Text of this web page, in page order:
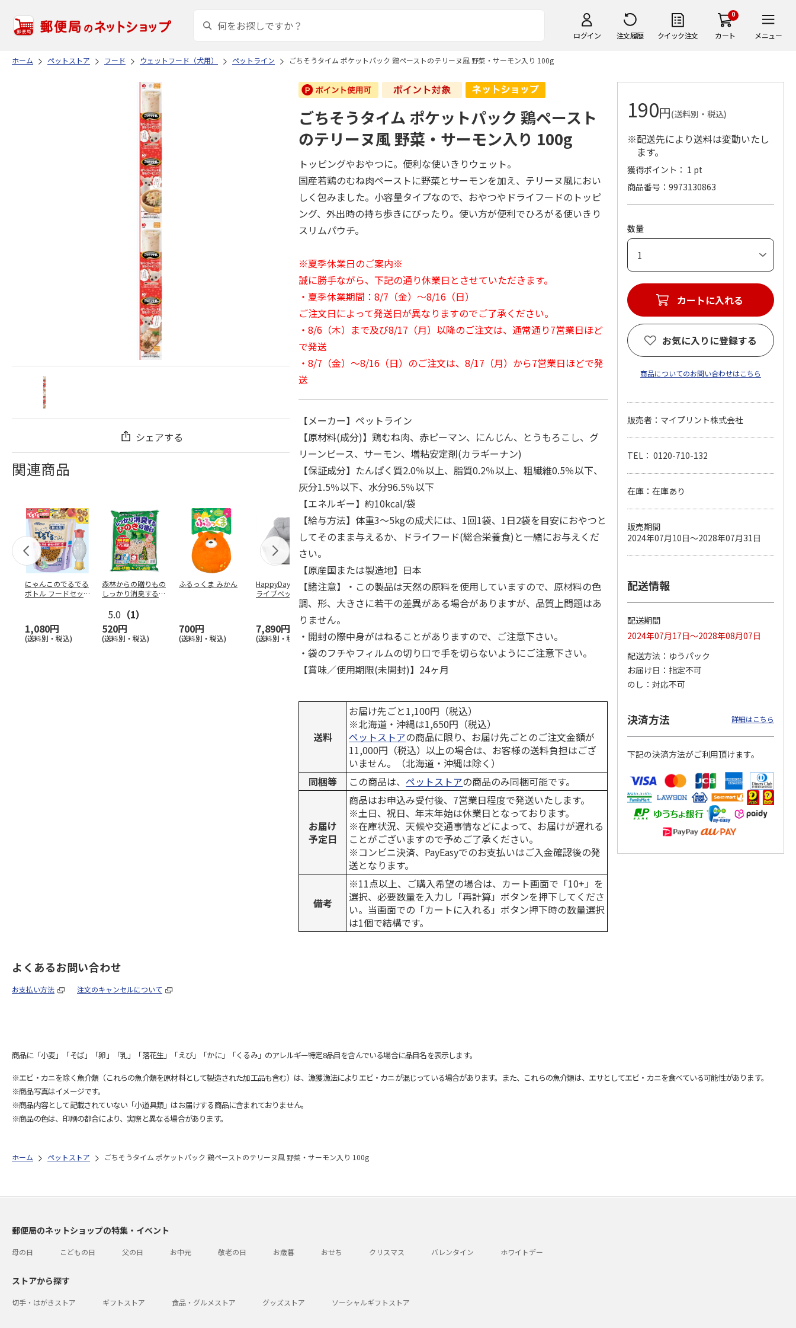
ログイン 注文履歴 クイック注文
0
カート メニュー
ホーム ペットストア フード ウェットフード（犬用） ペットライン ごちそうタイム ポケットパック 鶏ペーストのテリーヌ風 野菜・サーモン入り 100g
シェアする
関連商品
にゃんこのでるでる
ボトル フードセッ
1,080円
(送料別・税込)
森林からの贈りもの
しっかり消臭するひ
5.0 （1）
520円
(送料別・税込)
ふるっくま みかん
700円
(送料別・税込)
HappyDays 2wayド
ライブベッド グレ
7,890円
(送料別・税込)
獣医師開発 ニオイ
をとる砂専用 猫ト
イレ ナチュラルグ
1,550円
(送料別・税込)
デオトイレ 飛び散
らない消臭・抗菌サ
ンド 4L
1,320円
(送料別・税込)
無添加良品 カムカ
ムデンタルコーン
ぐるぐるボーン型 S
470円
(送料別・税込)
銀のスプーン パウ
チ 健康に育つ子ね
こ用 まぐろ・かつ
ペット線香 虹のか
なた フルーティフ
ローラルの香り
590円
(送料別・税込)
えBOX とりささ…
380円
(送料別・税込)
ごちそうタイム ポケットパック 鶏ペースト
のテリーヌ風 野菜・サーモン入り 100g
トッピングやおやつに。便利な使いきりウェット。
国産若鶏のむね肉ペーストに野菜とサーモンを加え、テリーヌ風におい
しく包みました。小容量タイプなので、おやつやドライフードのトッピ
ング、外出時の持ち歩きにぴったり。使い方が便利でひろがる使いきり
スリムパウチ。
※夏季休業日のご案内※
誠に勝手ながら、下記の通り休業日とさせていただきます。
・夏季休業期間：8/7（金）～8/16（日）
ご注文日によって発送日が異なりますのでご了承ください。
・8/6（木）まで及び8/17（月）以降のご注文は、通常通り7営業日ほど
で発送
・8/7（金）～8/16（日）のご注文は、8/17（月）から7営業日ほどで発
送
【メーカー】ペットライン
【原材料(成分)】鶏むね肉、赤ピーマン、にんじん、とうもろこし、グ
リーンピース、サーモン、増粘安定剤(カラギーナン)
【保証成分】たんぱく質2.0％以上、脂質0.2％以上、粗繊維0.5％以下、
灰分1.5％以下、水分96.5％以下
【エネルギー】約10kcal/袋
【給与方法】体重3～5kgの成犬には、1回1袋、1日2袋を目安におやつと
してそのまま与えるか、ドライフード(総合栄養食)と一緒にお与えくだ
さい。
【原産国または製造地】日本
【諸注意】・この製品は天然の原料を使用していますので、原材料の色
調、形、大きさに若干の差異がある場合がありますが、品質上問題はあ
りません。
・開封の際中身がはねることがありますので、ご注意下さい。
・袋のフチやフィルムの切り口で手を切らないようにご注意下さい。
【賞味／使用期限(未開封)】24ヶ月
送料
お届け先ごと1,100円（税込）
※北海道・沖縄は1,650円（税込）
ペットストアの商品に限り、お届け先ごとのご注文金額が
11,000円（税込）以上の場合は、お客様の送料負担はござ
いません。（北海道・沖縄は除く）
同梱等
この商品は、ペットストアの商品のみ同梱可能です。
お届け
予定日
商品はお申込み受付後、7営業日程度で発送いたします。
※土日、祝日、年末年始は休業日となっております。
※在庫状況、天候や交通事情などによって、お届けが遅れる
ことがございますので予めご了承ください。
※コンビニ決済、PayEasyでのお支払いはご入金確認後の発
送となります。
備考
※11点以上、ご購入希望の場合は、カート画面で「10+」を
選択、必要数量を入力し「再計算」ボタンを押下してくださ
い。当画面での「カートに入れる」ボタン押下時の数量選択
は1個で結構です。
190円(送料別・税込)
※配送先により送料は変動いたし
ます。
獲得ポイント： 1 pt
商品番号
9973130863
数量
カートに入れる
お気に入りに登録する
商品についてのお問い合わせはこちら
販売者：マイプリント株式会社
TEL： 0120-710-132
在庫：在庫あり
販売期間
2024年07月10日～2028年07月31日
配送情報
配送期間
2024年07月17日～2028年08月07日
配送方法
ゆうパック
お届け日
指定不可
のし
対応不可
決済方法 詳細はこちら
下記の決済方法がご利用頂けます。
よくあるお問い合わせ
お支払い方法 注文のキャンセルについて
商品に「小麦」「そば」「卵」「乳」「落花生」「えび」「かに」「くるみ」のアレルギー特定8品目を含んでいる場合に品目名を表示します。
※エビ・カニを除く魚介類（これらの魚介類を原材料として製造された加工品も含む）は、漁獲漁法によりエビ・カニが混じっている場合があります。また、これらの魚介類は、エサとしてエビ・カニを食べている可能性があります。
※商品写真はイメージです。
※商品内容として記載されていない「小道具類」はお届けする商品に含まれておりません。
※商品の色は、印刷の都合により、実際と異なる場合があります。
ホーム ペットストア ごちそうタイム ポケットパック 鶏ペーストのテリーヌ風 野菜・サーモン入り 100g
郵便局のネットショップの特集・イベント
母の日 こどもの日 父の日 お中元 敬老の日 お歳暮 おせち クリスマス バレンタイン ホワイトデー
ストアから探す
切手・はがきストア ギフトストア 食品・グルメストア グッズストア ソーシャルギフトストア